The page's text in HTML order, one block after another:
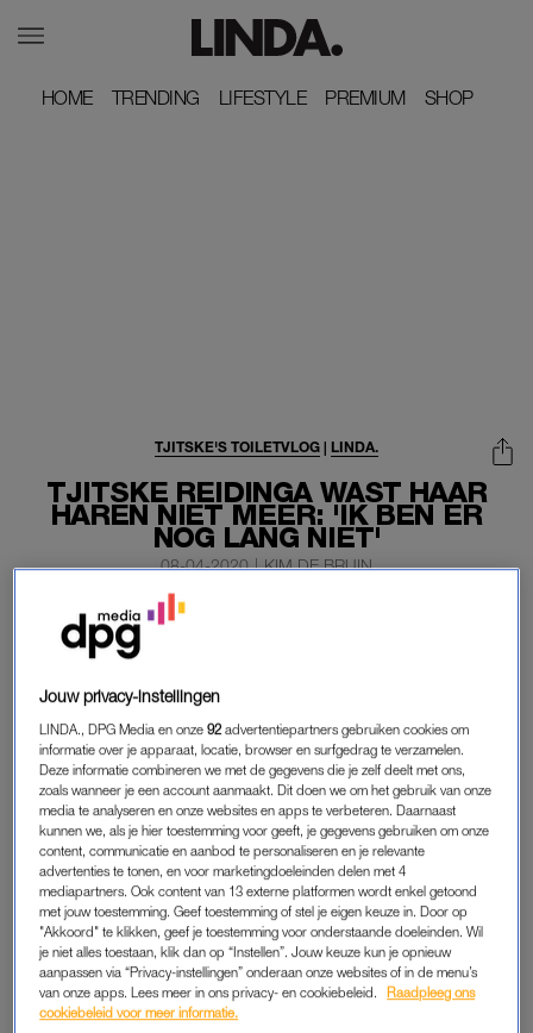
HOME
HOME TRENDING
TRENDING LIFESTYLE
LIFESTYLE PREMIUM
PREMIUM SHOP
SHOP
TJITSKE REIDINGA WAST HAAR
HAREN NIET MEER: 'IK BEN ER
NOG LANG NIET'
TJITSKE'S TOILETVLOG | LINDA.
08-04-2020 | KIM DE BRUIN
Het was voor actrice Tjitske Reidinga een week van
lachen en huilen, maar ze houdt zichzelf bezig tijdens
Dat houdt in dat je voor een lange tijd je haarniet wast.
DAGELIJKSE BEZIGHEDEN
Met een ‘lichtelijk’ verwilderde bos vet haar vertelt Tjitske
vanaf het toilet hoe haar derde quarantaineweek eruit ziet. De
kleinste activiteiten, zoals een bezoek aan de apotheek, zijn nu
al heel opwindend. Dat zet Tjitske aan het denken: “Ik heb
opeens helemaal geen haast meer, zou het vroeger ook zo
geweest zijn?”
Jouw privacy-instellingen
LINDA., DPG Media en onze92 advertentiepartners gebruiken cookies om
informatie over je apparaat, locatie, browser en surfgedrag te verzamelen.
Deze informatie combineren we met de gegevens die je zelf deelt met ons,
zoals wanneer je een account aanmaakt. Dit doen we om het gebruik van onze
media te analyseren en onze websites en apps te verbeteren. Daarnaast
kunnen we, als je hier toestemming voor geeft, je gegevens gebruiken om onze
content, communicatie en aanbod te personaliseren en je relevante
advertenties te tonen, en voor marketingdoeleinden delen met 4
mediapartners. Ook content van 13 externe platformen wordt enkel getoond
met jouw toestemming. Geef toestemming of stel je eigen keuze in. Door op
"Akkoord" te klikken, geef je toestemming voor onderstaande doeleinden. Wil
je niet alles toestaan, klik dan op “Instellen”. Jouw keuze kun je opnieuw
aanpassen via “Privacy-instellingen” onderaan onze websites of in de menu’s
van onze apps. Lees meer in ons privacy- en cookiebeleid.
Raadpleeg ons
cookiebeleid voor meer informatie.